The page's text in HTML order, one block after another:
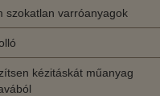
szokatlan varróanyagok
kézitáskát műanyag